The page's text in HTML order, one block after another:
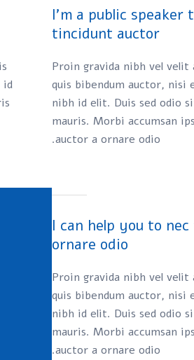
I’m a public
tincidunt auctor
Proin gravida nibh vel
quis bibendum auctor, nisi
nibh id elit. Duis sed odio
mauris. Morbi accumsan
auctor a ornare odio.
id
I can help you to
ornare odio
Proin gravida nibh vel
quis bibendum auctor, nisi
nibh id elit. Duis sed odio
mauris. Morbi accumsan
auctor a ornare odio.